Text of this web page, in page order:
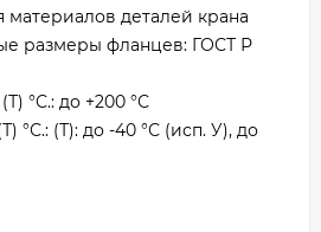
материалов деталей крана
размеры фланцев: ГОСТ Р
°С.: до +200 °С
°С.: (Т): до -40 °С (исп. У), до